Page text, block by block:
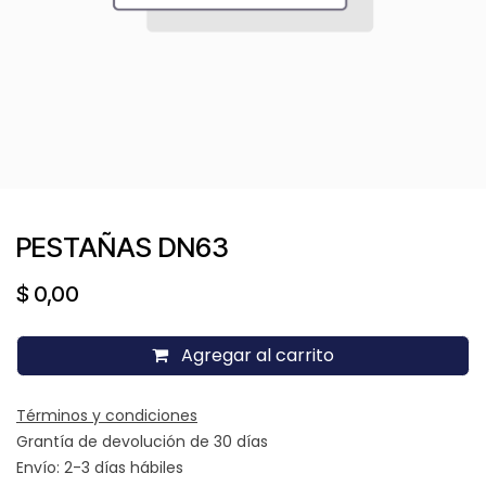
PESTAÑAS DN63
$ 0,00
Agregar al carrito
Términos y condiciones
Grantía de devolución de 30 días
Envío: 2-3 días hábiles